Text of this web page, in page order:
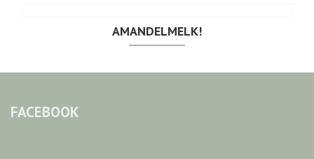
AMANDELMELK!
FACEBOOK